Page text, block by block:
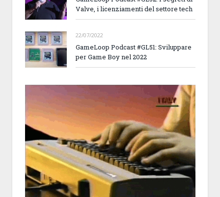
Valve, i licenziamenti del settore tech
22/07/2022
GameLoop Podcast #GL51: Sviluppare
per Game Boy nel 2022